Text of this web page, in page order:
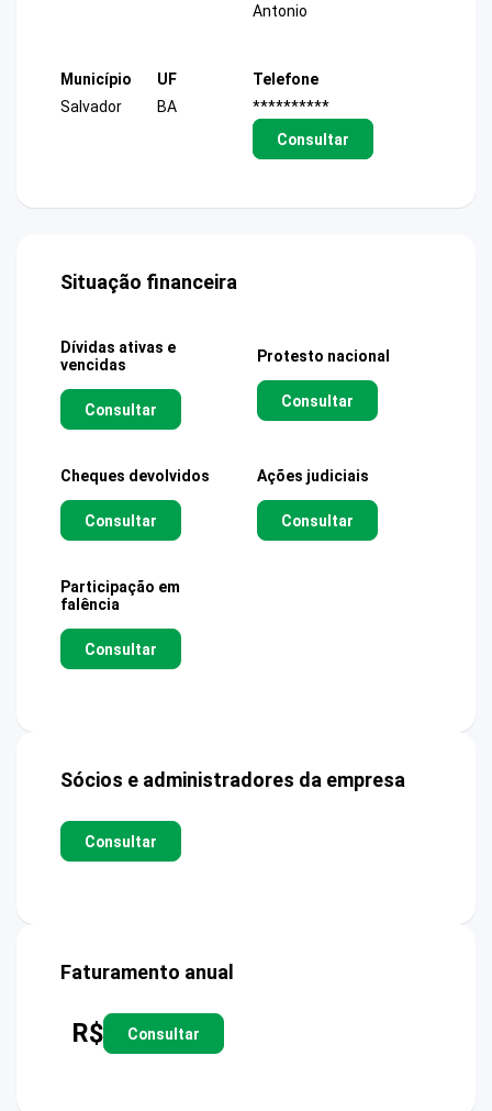
Antonio
Município
Salvador
UF
BA
Telefone
**********
Consultar
Situação financeira
Dívidas ativas e
vencidas
Consultar
Protesto nacional
Consultar
Cheques devolvidos
Consultar
Ações judiciais
Consultar
Participação em
falência
Consultar
Sócios e administradores da empresa
Consultar
Faturamento anual
R$ Consultar